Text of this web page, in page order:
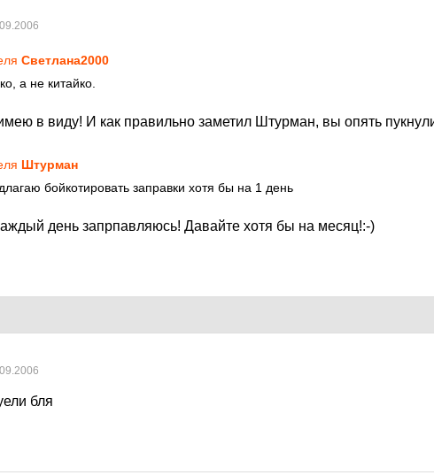
Светлана2000
а не китайко.
в виду! И как правильно заметил Штурман, вы опять
Штурман
бойкотировать заправки хотя бы на 1 день
день запрпавляюсь! Давайте хотя бы на месяц!:-)
бля